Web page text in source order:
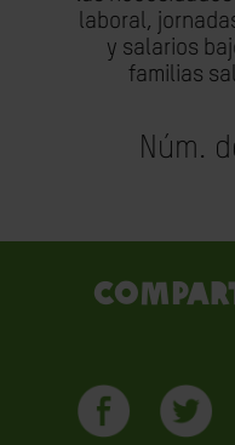
laboral,
y salarios
familias
Núm.